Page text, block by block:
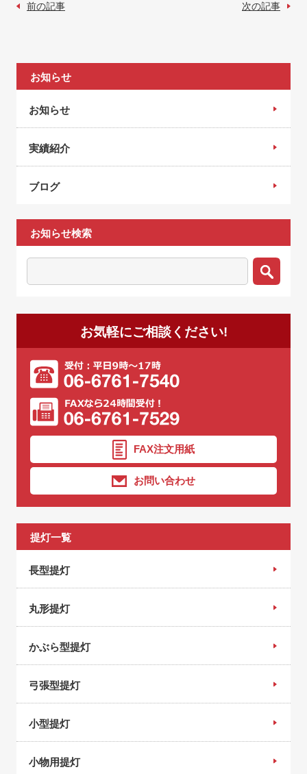
前の記事 次の記事
お知らせ
お知らせ
実績紹介
ブログ
お知らせ検索
お気軽にご相談ください!
FAX注文用紙
お問い合わせ
提灯一覧
長型提灯
丸形提灯
かぶら型提灯
弓張型提灯
小型提灯
小物用提灯